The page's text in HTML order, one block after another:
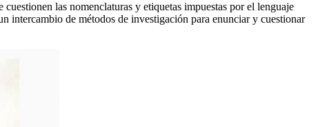
las nomenclaturas y etiquetas impuestas por el lenguaje
intercambio de métodos de investigación para enunciar y cuestionar